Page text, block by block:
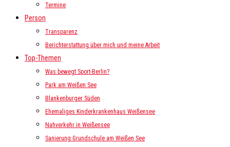
Termine
Person
Transparenz
Berichterstattung über mich und meine Arbeit
Top-Themen
Was bewegt Sport-Berlin?
Park am Weißen See
Blankenburger Süden
Ehemaliges Kinderkrankenhaus Weißensee
Nahverkehr in Weißensee
Sanierung Grundschule am Weißen See